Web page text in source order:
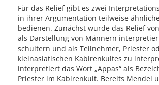
Für das Relief gibt es zwei
in ihrer Argumentation teilweise
bedienen. Zunächst wurde das Relief
als Darstellung von Männern
schultern und als Teilnehmer, Priester
kleinasiatischen Kabirenkultes zu
interpretiert das Wort „Appas“ als
Priester im Kabirenkult. Bereits Mendel